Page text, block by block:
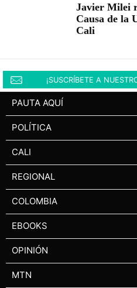
Javier Milei
Causa de la
Cali
¡SUSCRÍBETE A
PAUTA AQUÍ
POLÍTICA
CALI
REGIONAL
COLOMBIA
EBOOKS
OPINIÓN
MTN